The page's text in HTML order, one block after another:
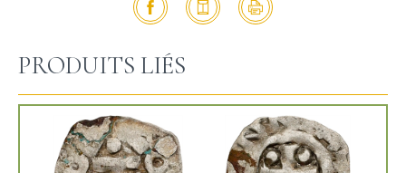
PRODUITS LIÉS